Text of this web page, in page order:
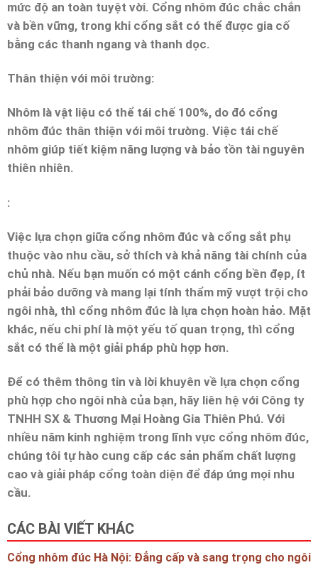
mức độ an toàn tuyệt vời. Cổng nhôm đúc chắc chắn
và bền vững, trong khi cổng sắt có thể được gia cố
bằng các thanh ngang và thanh dọc.
Thân thiện với môi trường:
Nhôm là vật liệu có thể tái chế 100%, do đó cổng
nhôm đúc thân thiện với môi trường. Việc tái chế
nhôm giúp tiết kiệm năng lượng và bảo tồn tài nguyên
thiên nhiên.
:
Việc lựa chọn giữa cổng nhôm đúc và cổng sắt phụ
thuộc vào nhu cầu, sở thích và khả năng tài chính của
chủ nhà. Nếu bạn muốn có một cánh cổng bền đẹp, ít
phải bảo dưỡng và mang lại tính thẩm mỹ vượt trội cho
ngôi nhà, thì cổng nhôm đúc là lựa chọn hoàn hảo. Mặt
khác, nếu chi phí là một yếu tố quan trọng, thì cổng
sắt có thể là một giải pháp phù hợp hơn.
Để có thêm thông tin và lời khuyên về lựa chọn cổng
phù hợp cho ngôi nhà của bạn, hãy liên hệ với Công ty
TNHH SX & Thương Mại Hoàng Gia Thiên Phú. Với
nhiều năm kinh nghiệm trong lĩnh vực cổng nhôm đúc,
chúng tôi tự hào cung cấp các sản phẩm chất lượng
cao và giải pháp cổng toàn diện để đáp ứng mọi nhu
cầu.
CÁC BÀI VIẾT KHÁC
Cổng nhôm đúc Hà Nội: Đẳng cấp và sang trọng cho ngôi